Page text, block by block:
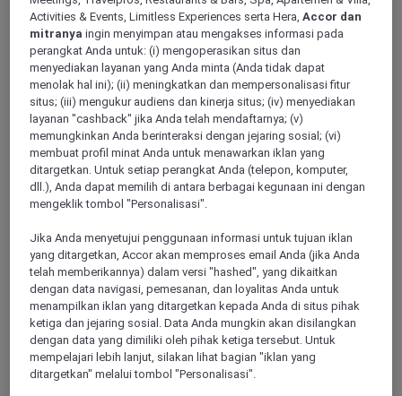
World
Europe
France
Nord-Pas-de-Calais
NORD
Douai
ARRAS, France
Mercure Arras Centre Gare Hotel
Activities & Events, Limitless Experiences serta Hera,Accor dan
mitranya ingin menyimpan atau mengakses informasi pada
perangkat Anda untuk: (i) mengoperasikan situs dan
menyediakan layanan yang Anda minta (Anda tidak dapat
menolak hal ini); (ii) meningkatkan dan mempersonalisasi fitur
situs; (iii) mengukur audiens dan kinerja situs; (iv) menyediakan
layanan "cashback" jika Anda telah mendaftarnya; (v)
memungkinkan Anda berinteraksi dengan jejaring sosial; (vi)
membuat profil minat Anda untuk menawarkan iklan yang
ditargetkan. Untuk setiap perangkat Anda (telepon, komputer,
dll.), Anda dapat memilih di antara berbagai kegunaan ini dengan
mengeklik tombol "Personalisasi".
Jika Anda menyetujui penggunaan informasi untuk tujuan iklan
yang ditargetkan, Accor akan memproses email Anda (jika Anda
telah memberikannya) dalam versi "hashed", yang dikaitkan
dengan data navigasi, pemesanan, dan loyalitas Anda untuk
menampilkan iklan yang ditargetkan kepada Anda di situs pihak
ketiga dan jejaring sosial. Data Anda mungkin akan disilangkan
dengan data yang dimiliki oleh pihak ketiga tersebut. Untuk
mempelajari lebih lanjut, silakan lihat bagian "iklan yang
ditargetkan" melalui tombol "Personalisasi".